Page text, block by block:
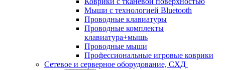
Мыши с технологией Bluetooth
Проводные клавиатуры
Проводные комплекты
клавиатура+мышь
Проводные мыши
Профессиональные игровые коврики
Сетевое и серверное оборудование, СХД